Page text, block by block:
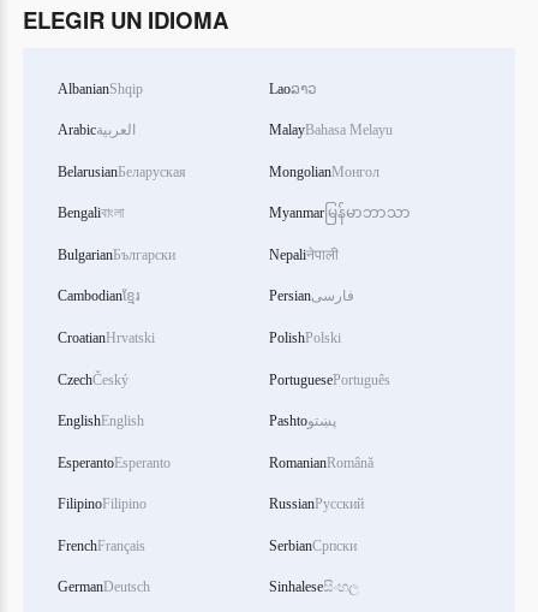
ELEGIR UN IDIOMA
AlbanianShqip
Arabicالعربية
BelarusianБеларуская
Bengaliবাংলা
BulgarianБългарски
Cambodianខ្មែរ
CroatianHrvatski
CzechČeský
EnglishEnglish
EsperantoEsperanto
FilipinoFilipino
FrenchFrançais
GermanDeutsch
Laoລາວ
MalayBahasa Melayu
MongolianМонгол
Myanmar မြန်မာဘာသာ
Nepaliनेपाली
Persianفارسی
PolishPolski
PortuguesePortuguês
Pashtoپښتو
RomanianRomână
RussianРусский
SerbianСрпски
Sinhaleseසිංහල